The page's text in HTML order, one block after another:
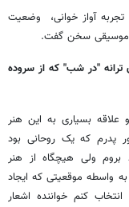
آواز خوانی، وضعیت
موسیقی سخن گفت.
"در شب" که از سروده
بسیاری به این هنر
پدرم که یک روحانی بود
بروم ولی هیچگاه از هنر
از همین رو در سن 18 سالگی به واسطه موقعیتی که ایجاد
کنم خواننده اشعار